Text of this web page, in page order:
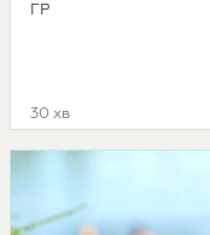
ГР
30 хв